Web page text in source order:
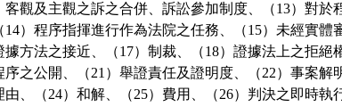
客觀及主觀之訴之合併、訴訟參加制度、（13）對於
）程序指揮進行作為法院之任務、（15）未經實體
方法之接近、（17）制裁、（18）證據法上之拒絕
之公開、（21）舉證責任及證明度、（22）事案解
、（24）和解、（25）費用、（26）判決之即時執